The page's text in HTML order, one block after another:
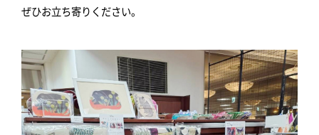
ぜひお立ち寄りください。